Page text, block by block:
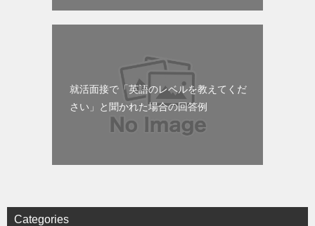
就活面接で「英語のレベルを教えてくだ
さい」と聞かれた場合の回答例
Categories